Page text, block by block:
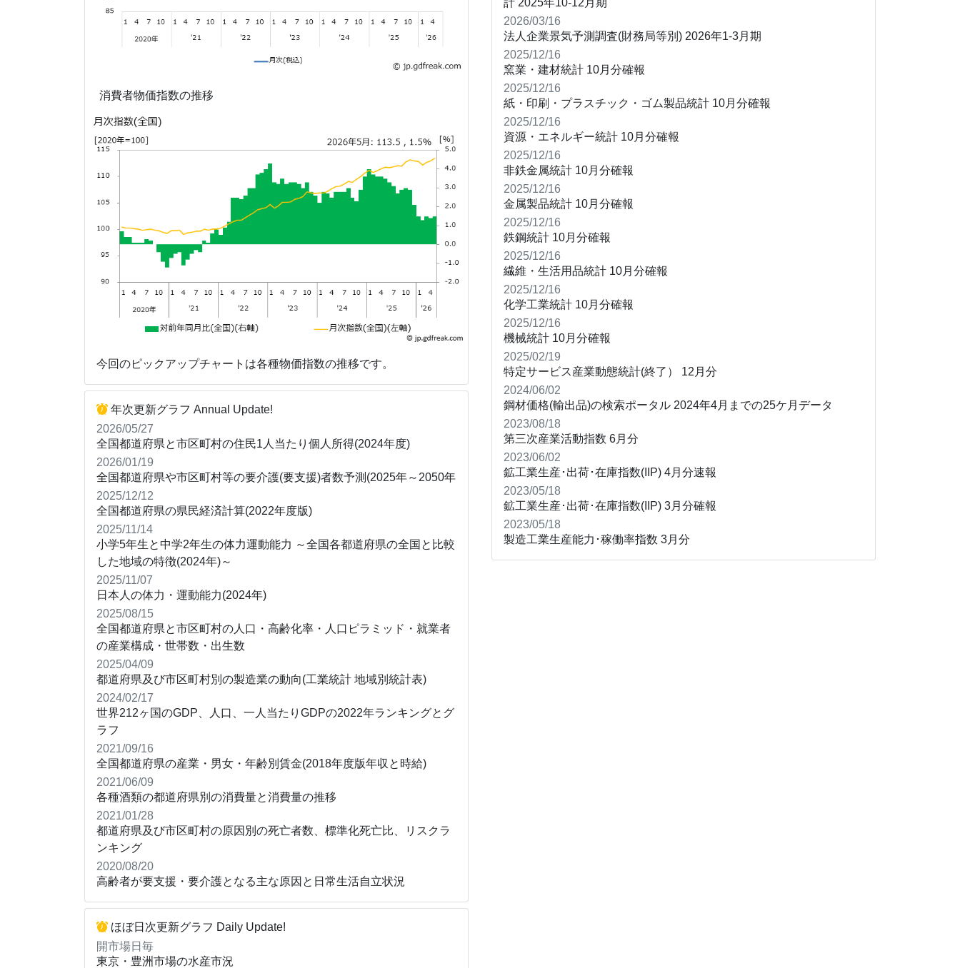
消費者物価指数の推移
今回のピックアップチャートは各種物価指数の推移です。
年次更新グラフ Annual Update!
2026/05/27
全国都道府県と市区町村の住民1人当たり個人所得(2024年度)
2026/01/19
全国都道府県や市区町村等の要介護(要支援)者数予測(2025年～2050年
2025/12/12
全国都道府県の県民経済計算(2022年度版)
2025/11/14
小学5年生と中学2年生の体力運動能力 ～全国各都道府県の全国と比較
した地域の特徴(2024年)～
2025/11/07
日本人の体力・運動能力(2024年)
2025/08/15
全国都道府県と市区町村の人口・高齢化率・人口ピラミッド・就業者
の産業構成・世帯数・出生数
2025/04/09
都道府県及び市区町村別の製造業の動向(工業統計 地域別統計表)
2024/02/17
世界212ヶ国のGDP、人口、一人当たりGDPの2022年ランキングとグ
ラフ
2021/09/16
全国都道府県の産業・男女・年齢別賃金(2018年度版年収と時給)
2021/06/09
各種酒類の都道府県別の消費量と消費量の推移
2021/01/28
都道府県及び市区町村の原因別の死亡者数、標準化死亡比、リスクラ
ンキング
2020/08/20
高齢者が要支援・要介護となる主な原因と日常生活自立状況
ほぼ日次更新グラフ Daily Update!
開市場日毎
東京・豊洲市場の水産市況
計 2025年10-12月期
2026/03/16
法人企業景気予測調査(財務局等別) 2026年1-3月期
2025/12/16
窯業・建材統計 10月分確報
2025/12/16
紙・印刷・プラスチック・ゴム製品統計 10月分確報
2025/12/16
資源・エネルギー統計 10月分確報
2025/12/16
非鉄金属統計 10月分確報
2025/12/16
金属製品統計 10月分確報
2025/12/16
鉄鋼統計 10月分確報
2025/12/16
繊維・生活用品統計 10月分確報
2025/12/16
化学工業統計 10月分確報
2025/12/16
機械統計 10月分確報
2025/02/19
特定サービス産業動態統計(終了）
12月分
2024/06/02
鋼材価格(輸出品)の検索ポータル 2024年4月までの25ケ月データ
2023/08/18
第三次産業活動指数 6月分
2023/06/02
鉱工業生産･出荷･在庫指数(IIP) 4月分速報
2023/05/18
鉱工業生産･出荷･在庫指数(IIP) 3月分確報
2023/05/18
製造工業生産能力･稼働率指数 3月分